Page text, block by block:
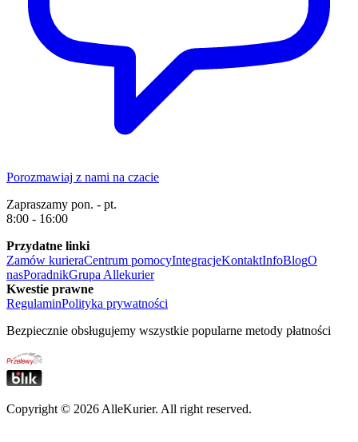
Porozmawiaj z nami na czacie
Zapraszamy pon. - pt.
8:00 - 16:00
Przydatne linki
Zamów kurieraCentrum pomocyIntegracjeKontaktInfoBlogO
nasPoradnikGrupa Allekurier
Kwestie prawne
RegulaminPolityka prywatności
Bezpiecznie obsługujemy wszystkie popularne metody płatności
Copyright © 2026 AlleKurier. All right reserved.